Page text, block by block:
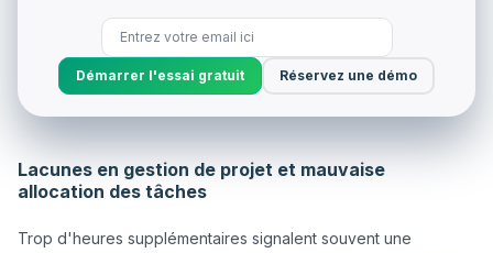
Démarrer l'essai gratuit Réservez une démo
Lacunes en gestion de projet et mauvaise
allocation des tâches
Trop d'heures supplémentaires signalent souvent une